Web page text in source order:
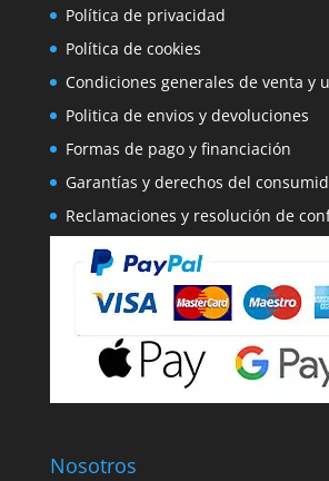
Política de privacidad
Política de cookies
Condiciones generales de venta y
Politica de envios y devoluciones
Formas de pago y financiación
Garantías y derechos del
Reclamaciones y resolución de
Nosotros